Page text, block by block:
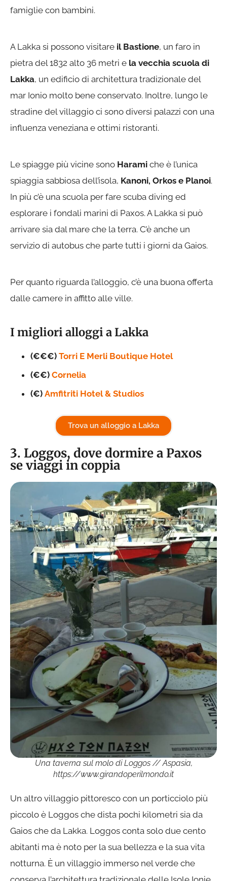
famiglie con bambini.
A Lakka si possono visitare il Bastione, un faro in
pietra del 1832 alto 36 metri e la vecchia scuola di
Lakka, un edificio di architettura tradizionale del
mar Ionio molto bene conservato. Inoltre, lungo le
stradine del villaggio ci sono diversi palazzi con una
influenza veneziana e ottimi ristoranti.
Le spiagge più vicine sono Harami che è l’unica
spiaggia sabbiosa dell’isola, Kanoni, Orkos e Planoi.
In più c’è una scuola per fare scuba diving ed
esplorare i fondali marini di Paxos. A Lakka si può
arrivare sia dal mare che la terra. C’è anche un
servizio di autobus che parte tutti i giorni da Gaios.
Per quanto riguarda l’alloggio, c’è una buona offerta
dalle camere in affitto alle ville.
I migliori alloggi a Lakka
(€€€) Torri E Merli Boutique Hotel
(€€) Cornelia
(€) Amfitriti Hotel & Studios
Trova un alloggio a Lakka
3. Loggos, dove dormire a Paxos
se viaggi in coppia
Una taverna sul molo di Loggos // Aspasia,
https://www.girandoperilmondo.it
Un altro villaggio pittoresco con un porticciolo più
piccolo è Loggos che dista pochi kilometri sia da
Gaios che da Lakka. Loggos conta solo due cento
abitanti ma è noto per la sua bellezza e la sua vita
notturna. È un villaggio immerso nel verde che